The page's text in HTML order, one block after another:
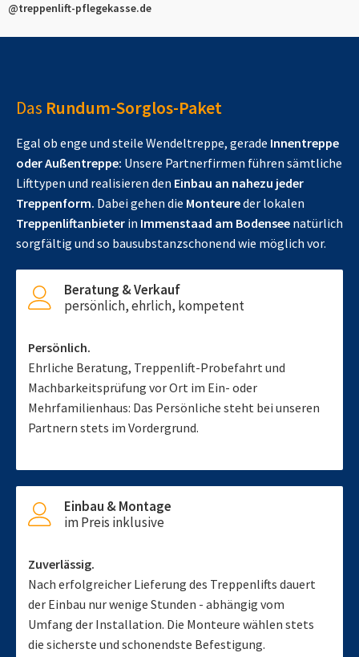
@treppenlift-pflegekasse.de
Das Rundum-Sorglos-Paket
Egal ob enge und steile Wendeltreppe, gerade Innentreppe
oder Außentreppe: Unsere Partnerfirmen führen sämtliche
Lifttypen und realisieren den Einbau an nahezu jeder
Treppenform. Dabei gehen die Monteureder lokalen
Treppenliftanbieter in Immenstaad am Bodensee natürlich
sorgfältig und so bausubstanzschonend wie möglich vor.
Beratung & Verkauf
persönlich, ehrlich, kompetent
Persönlich.
Ehrliche Beratung, Treppenlift-Probefahrt und
Machbarkeitsprüfung vor Ort im Ein- oder
Mehrfamilienhaus: Das Persönliche steht bei unseren
Partnern stets im Vordergrund.
Einbau & Montage
im Preis inklusive
Zuverlässig.
Nach erfolgreicher Lieferung des Treppenlifts dauert
der Einbau nur wenige Stunden - abhängig vom
Umfang der Installation. Die Monteure wählen stets
die sicherste und schonendste Befestigung.